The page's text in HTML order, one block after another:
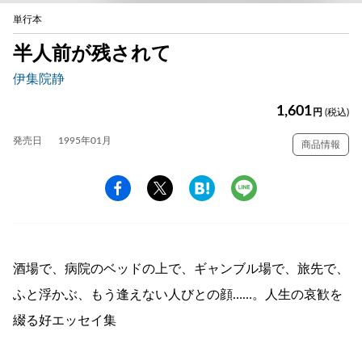
単行本
半人前が残されて
伊集院静
1,601 円 (税込)
発売日 1995年01月 商品情報
酒場で、病院のベッドの上で、ギャンブル場で、旅先で、
ふと浮かぶ、もう逢えない人びとの顔……。人生の哀歓を
綴る好エッセイ集